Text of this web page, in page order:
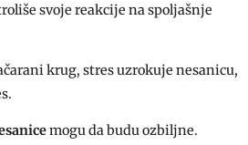
svoje reakcije na spoljašnje
krug, stres uzrokuje nesanicu,
mogu da budu ozbiljne.